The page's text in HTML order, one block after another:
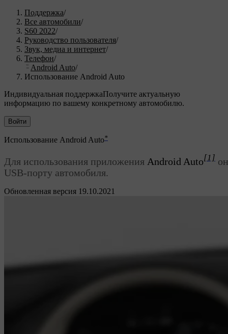
Поддержка/
Все автомобили/
S60 2022/
Руководство пользователя/
Звук, медиа и интернет/
Телефон/
Android Auto/
Использование Android Auto
Индивидуальная поддержкаПолучите актуальную
информацию по вашему конкретному автомобилю.
Войти
Обновленная версия 19.10.2021
Использование Android Auto*
Для использования приложения Android Auto[1]
USB-порту автомобиля.